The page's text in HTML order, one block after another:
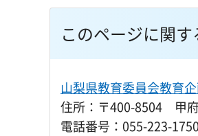
このページに関
山梨県教育委員会教育
住所：〒400-8504 甲
電話番号：055-223-